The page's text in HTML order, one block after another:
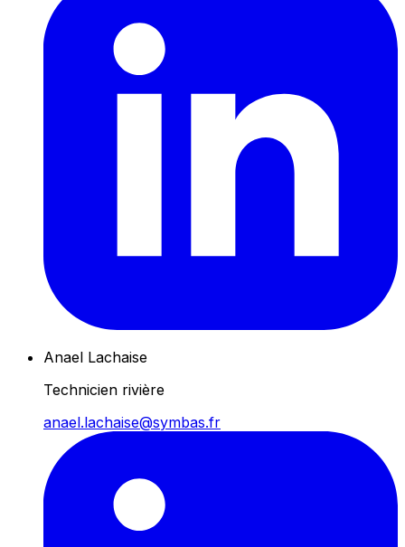
Anael Lachaise
Technicien rivière
anael.lachaise@symbas.fr